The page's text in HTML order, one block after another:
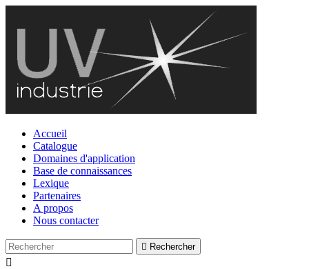
Accueil
Catalogue
Domaines d'application
Base de connaissances
Lexique
Partenaires
A propos
Nous contacter
 Rechercher
